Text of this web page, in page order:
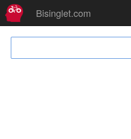
Bisinglet.com